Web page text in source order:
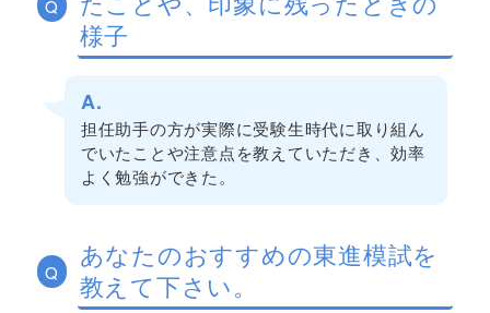
Q
様子
A.
担任助手の方が実際に受験生時代に取り組ん
でいたことや注意点を教えていただき、効率
よく勉強ができた。
Q
あなたのおすすめの東進模試を
教えて下さい。